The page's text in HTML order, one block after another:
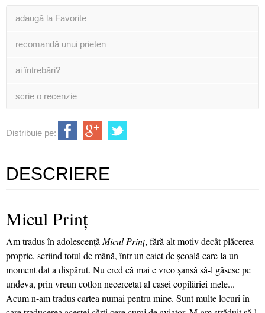
adaugă la Favorite
recomandă unui prieten
ai întrebări?
scrie o recenzie
Distribuie pe:
DESCRIERE
Micul Prinț
Am tradus în adolescenţă Micul Prinţ, fără alt motiv decât plăcerea
proprie, scriind totul de mână, într-un caiet de şcoală care la un
moment dat a dispărut. Nu cred că mai e vreo şansă să-l găsesc pe
undeva, prin vreun cotlon necercetat al casei copilăriei mele...
Acum n-am tradus cartea numai pentru mine. Sunt multe locuri în